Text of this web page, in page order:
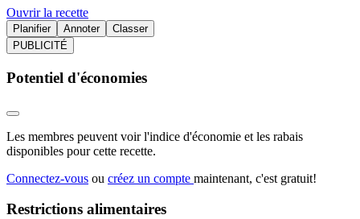
Ouvrir la recette
Planifier Annoter
Classer
PUBLICITÉ
Potentiel d'économies
Les membres peuvent voir l'indice d'économie et les rabais
disponibles pour cette recette.
Connectez-vous ou créez un compte maintenant, c'est gratuit!
Restrictions alimentaires